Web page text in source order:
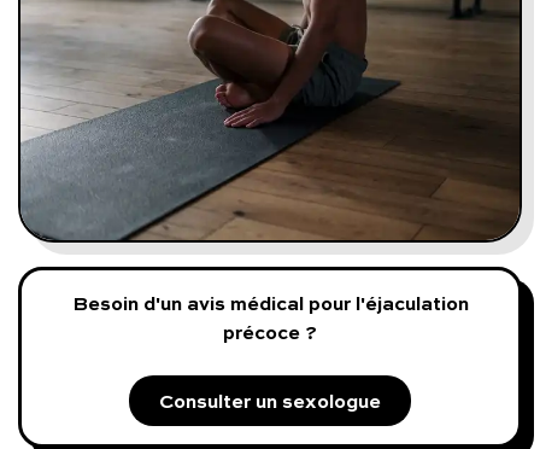
Programmes digitaux
Comment ça marche ?
Notre approche médicale
Blog
Prenez soin de vous :
Consultez un médecin
Besoin d'un avis médical pour l'éjaculation
précoce ?
Consulter un sexologue